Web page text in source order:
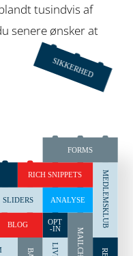
tusindvis af
senere ønsker at